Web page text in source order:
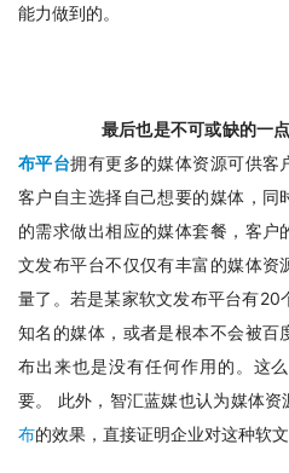
能力做到的。
最后也是不可或缺的一点
布平台拥有更多的媒体资源可供客
客户自主选择自己想要的媒体，同
的需求做出相应的媒体套餐，客
文发布平台不仅仅有丰富的媒体资
量了。若是某家软文发布平台有20
知名的媒体，或者是根本不会被百
布出来也是没有任何作用的。这
要。 此外，智汇蓝媒也认为媒体
布的效果，直接证明企业对这种软